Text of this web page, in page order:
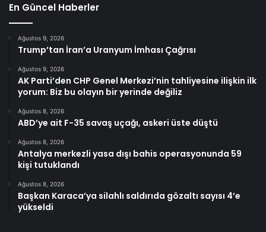
En Güncel Haberler
Ağustos 9, 2026
Trump’tan İran’a Uranyum İmhası Çağrısı
Ağustos 9, 2026
AK Parti’den CHP Genel Merkezi’nin tahliyesine ilişkin ilk
yorum: Biz bu olayın bir yerinde değiliz
Ağustos 8, 2026
ABD’ye ait F-35 savaş uçağı, askeri üste düştü
Ağustos 8, 2026
Antalya merkezli yasa dışı bahis operasyonunda 59
kişi tutuklandı
Ağustos 8, 2026
Başkan Karaca’ya silahlı saldırıda gözaltı sayısı 4’e
yükseldi